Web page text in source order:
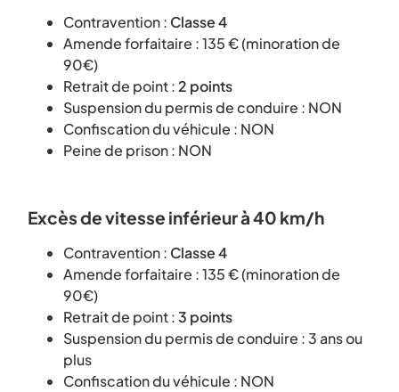
Contravention : Classe 4
Amende forfaitaire : 135 € (minoration de
90€)
Retrait de point :2 points
Suspension du permis de conduire : NON
Confiscation du véhicule : NON
Peine de prison : NON
Excès de vitesse inférieur à 40 km/h
Contravention : Classe 4
Amende forfaitaire : 135 € (minoration de
90€)
Retrait de point :3 points
Suspension du permis de conduire : 3 ans ou
plus
Confiscation du véhicule : NON